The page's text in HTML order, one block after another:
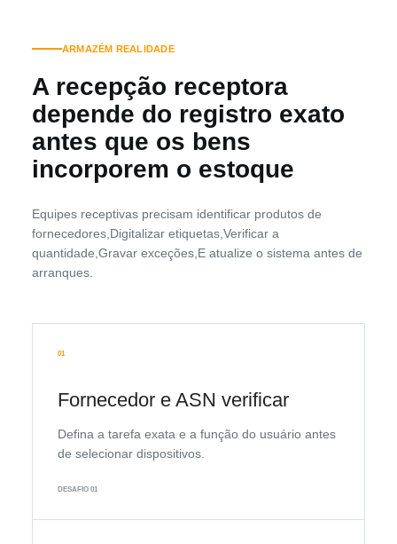
ARMAZÉM REALIDADE
A recepção receptora
depende do registro exato
antes que os bens
incorporem o estoque
Equipes receptivas precisam identificar produtos de
fornecedores,Digitalizar etiquetas,Verificar a
quantidade,Gravar exceções,E atualize o sistema antes de
arranques.
01
Fornecedor e ASN verificar
Defina a tarefa exata e a função do usuário antes
de selecionar dispositivos.
DESAFIO 01